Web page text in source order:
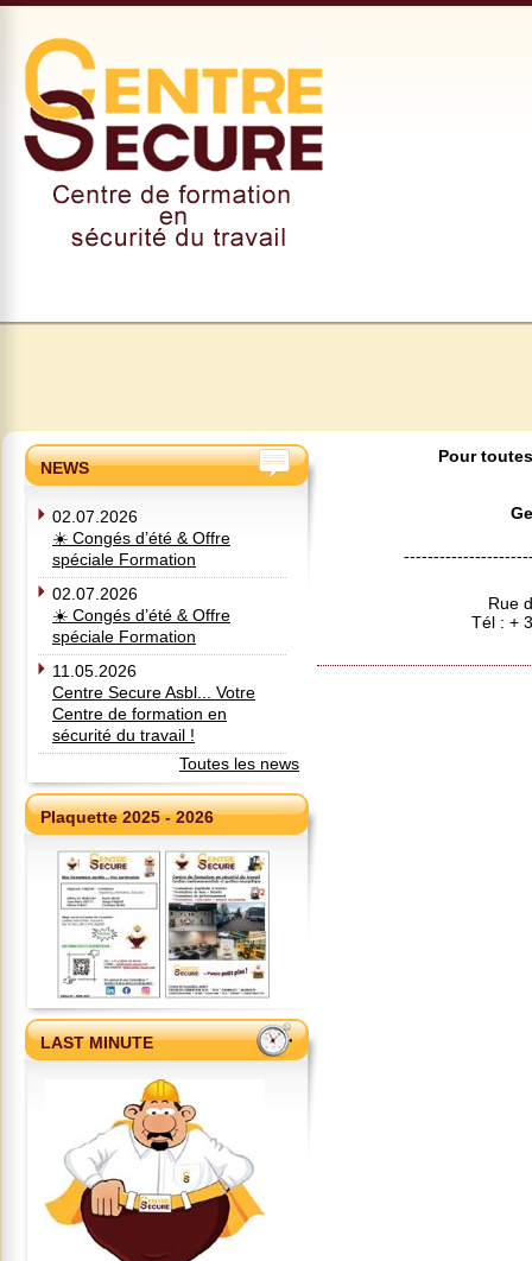
NEWS
02.07.2026
☀️ Congés d’été & Offre
spéciale Formation
02.07.2026
☀️ Congés d’été & Offre
spéciale Formation
11.05.2026
Centre Secure Asbl... Votre
Centre de formation en
sécurité du travail !
Toutes les news
Plaquette 2025 - 2026
LAST MINUTE
Pour
Rue
Tél : +